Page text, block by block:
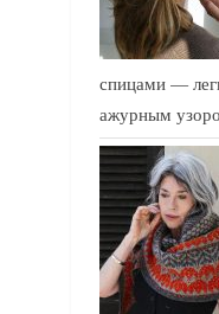
спицами —
ажурным